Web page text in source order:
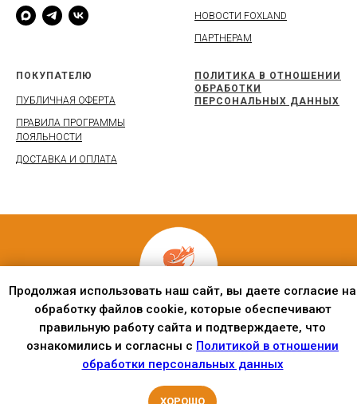
Продолжая использовать наш сайт, вы даете согласие на
обработку файлов cookie, которые обеспечивают
правильную работу сайта и подтверждаете, что
ознакомились и согласны с Политикой в отношении
обработки персональных данных
ХОРОШО
НОВОСТИ FOXLAND
ПАРТНЕРАМ
ПОКУПАТЕЛЮ
ПУБЛИЧНАЯ ОФЕРТА
ПРАВИЛА ПРОГРАММЫ
ЛОЯЛЬНОСТИ
ДОСТАВКА И ОПЛАТА
ПОЛИТИКА В ОТНОШЕНИИ
ОБРАБОТКИ
ПЕРСОНАЛЬНЫХ ДАННЫХ
© ООО "Фокслэнд"